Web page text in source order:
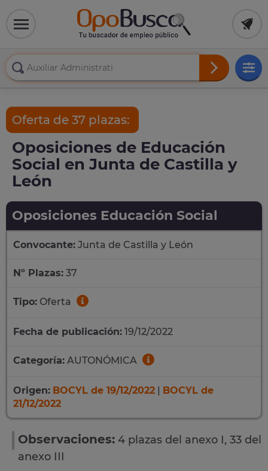
Oferta de 37 plazas:
Oposiciones de Educación
Social en Junta de Castilla y
León
Oposiciones Educación Social
Convocante: Junta de Castilla y León
Nº Plazas: 37
Tipo: Oferta
Fecha de publicación: 19/12/2022
Categoría: AUTONÓMICA
Origen: BOCYL de 19/12/2022 | BOCYL de
21/12/2022
Observaciones: 4 plazas del anexo I, 33 del
anexo III